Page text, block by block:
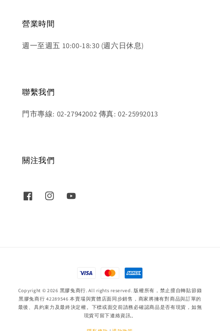
營業時間
週一至週五 10:00-18:30 (週六日休息)
聯繫我們
門市專線: 02-27942002 傳真: 02-25992013
關注我們
Copyright © 2026 黑膠兔商行. All rights reserved. 版權所有，禁止擅自轉貼節錄
黑膠兔商行 42289546 本賣場與實體店面同步銷售，商家將擁有對商品與訂單的
最後、具約束力及最終決定權。下標或面交前請務必確認商品是否有現貨，如無
現貨可留下連絡資訊。